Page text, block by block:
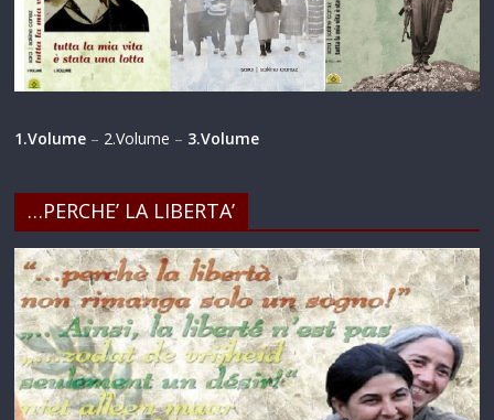
1.Volume – 2.Volume – 3.Volume
…PERCHE’ LA LIBERTA’